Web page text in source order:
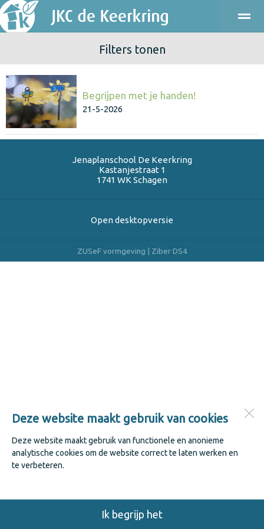
KINDEROPVANG KENNISMAKEN
Bellen E-mail Agenda
Deze website maakt gebruik van cookies
Deze website maakt gebruik van functionele en anonieme
analytische cookies om de website correct te laten werken en
te verbeteren.
Ik begrijp het
Filters tonen
Begrijpen met je handen!
21-5-2026
Jenaplanschool De Keerkring
Kastanjestraat 1
1741 WK Schagen
Open desktopversie
ZUSeF vormgeving | Ziber DS4